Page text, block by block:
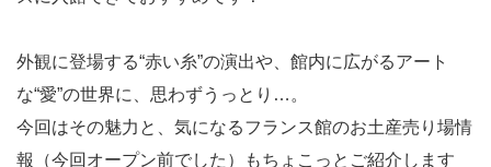
外観に登場する“赤い糸”の演出や、館内に広がるアート
な“愛”の世界に、思わずうっとり…。
今回はその魅力と、気になるフランス館のお土産売り場情
報（今回オープン前でした）もちょこっとご紹介します